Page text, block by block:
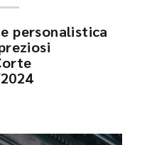
personalistica